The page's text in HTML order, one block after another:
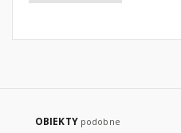
OBIEKTY podobne